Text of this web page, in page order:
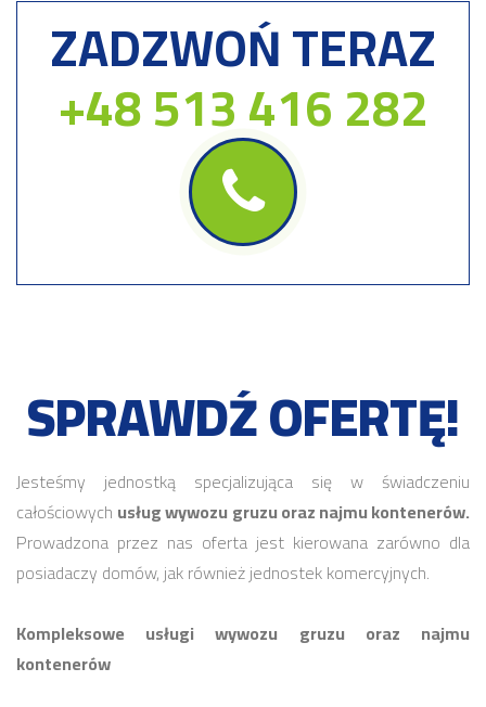
ZADZWOŃ TERAZ
+48 513 416 282
SPRAWDŹ OFERTĘ!
Jesteśmy jednostką specjalizująca się w świadczeniu
całościowych usług wywozu gruzu oraz najmu kontenerów.
Prowadzona przez nas oferta jest kierowana zarówno dla
posiadaczy domów, jak również jednostek komercyjnych.
Kompleksowe usługi wywozu gruzu oraz najmu
kontenerów